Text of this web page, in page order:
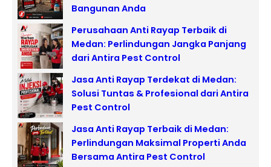
Bangunan Anda
Perusahaan Anti Rayap Terbaik di
Medan: Perlindungan Jangka Panjang
dari Antira Pest Control
Jasa Anti Rayap Terdekat di Medan:
Solusi Tuntas & Profesional dari Antira
Pest Control
Jasa Anti Rayap Terbaik di Medan:
Perlindungan Maksimal Properti Anda
Bersama Antira Pest Control